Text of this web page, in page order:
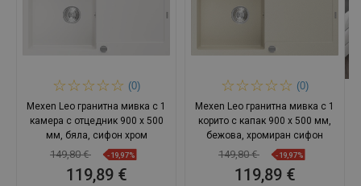
(0)
Mexen Leo гранитна мивка с 1
камера с отцедник 900 x 500
мм, бяла, сифон хром
149,80 € -19,97%
119,89 €
(0)
Mexen Leo гранитна мивка с 1
корито с капак 900 x 500 мм,
бежова, хромиран сифон
149,80 € -19,97%
119,89 €